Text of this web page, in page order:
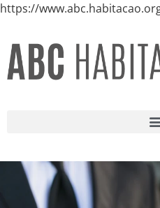
https://